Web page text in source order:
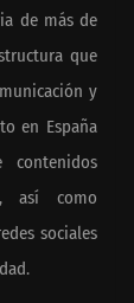
de más de
que
y
en España
contenidos
así como
sociales